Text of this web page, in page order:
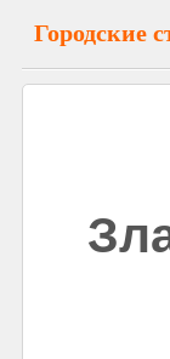
Городские